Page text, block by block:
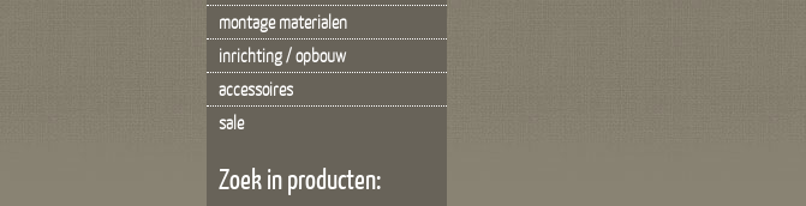
montage materialen
inrichting / opbouw
accessoires
sale
Zoek in producten: